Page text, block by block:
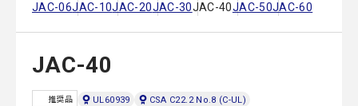
JAC-06JAC-10JAC-20JAC-30JAC-40JAC-50JAC-60
JAC-40
推奨品 UL60939
CSA C22.2 No.8 (C-UL)